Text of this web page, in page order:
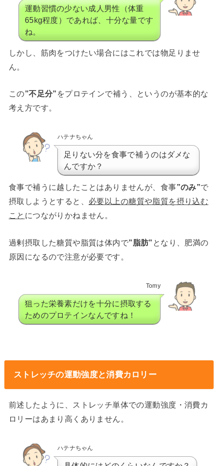
運動習慣の少ない成人男性（体重
65kg程度）であれば、十分な量です
ね。
しかし、筋肉をつけたい場合にはこれでは物足りませ
ん。
この”不足分” をプロテインで補う、というのが基本的な
考え方です。
ハテナちゃん
足りない分を食事で補うのはダメな
んですか？
食事で補うに越したことはありませんが、食事”のみ”で
摂取しようとすると、 必要以上の糖質や脂質を摂り込む
こと につながりかねません。
過剰摂取した糖質や脂質は体内で”脂肪” となり、肥満の
原因になるので注意が必要です。
Tomy
狙った栄養素だけを十分に摂取する
ためのプロテインなんですね！
ストレッチの運動強度と消費カロリー
前述したように、ストレッチ単体での運動強度・消費カ
ロリーはあまり高くありません。
ハテナちゃん